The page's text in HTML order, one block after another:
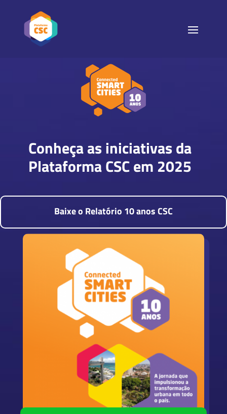
Conheça as iniciativas da
Plataforma CSC em 2025
Baixe o Relatório 10 anos CSC